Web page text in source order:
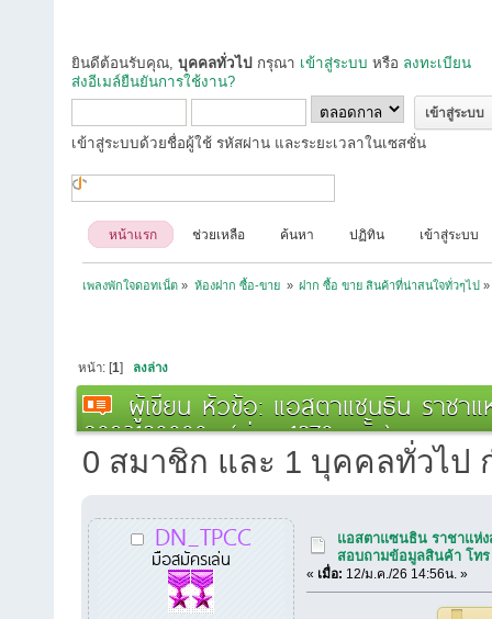
ยินดีต้อนรับคุณ, บุคคลทั่วไป กรุณา เข้าสู่ระบบ หรือ ลงทะเบียน
ส่งอีเมล์ยืนยันการใช้งาน?
เข้าสู่ระบบด้วยชื่อผู้ใช้ รหัสผ่าน และระยะเวลาในเซสชั่น
หน้าแรก ช่วยเหลือ ค้นหา ปฏิทิน เข้าสู่ระบบ
เพลงพักใจดอทเน็ต » ห้องฝาก ซื้อ-ขาย » ฝาก ซื้อ ขาย สินค้าที่น่าสนใจทั่วๆไป »
หน้า: [1] ลงล่าง
ผู้เขียน หัวข้อ: แอสตาแซนธิน ราชา
0893128888 (อ่าน 1278 ครั้ง)
0 สมาชิก และ 1 บุคคลทั่วไป
DN_TPCC
มือสมัครเล่น
แอสตาแซนธิน ราชาแห่
สอบถามข้อมูลสินค้า โทร
« เมื่อ: 12/ม.ค./26 14:56น. »